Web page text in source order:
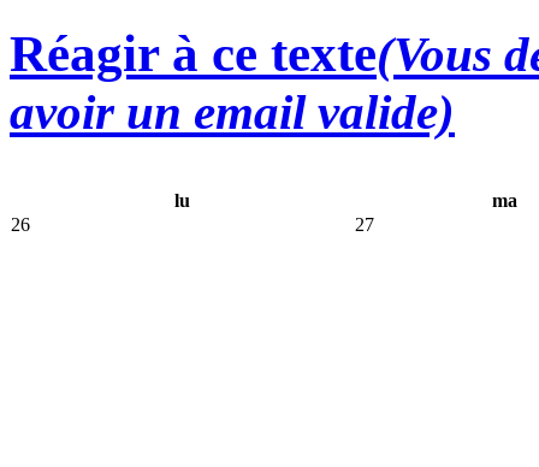
Réagir à ce texte(Vous
avoir un email valide)
lu
ma
26
27